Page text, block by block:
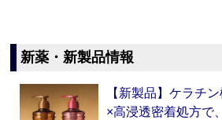
新薬・新製品情報
【新製品】ケラチ
×高浸透密着処方で